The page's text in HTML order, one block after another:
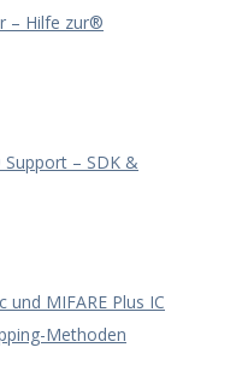
– Hilfe zur®
Support – SDK &
und MIFARE Plus IC
Methoden